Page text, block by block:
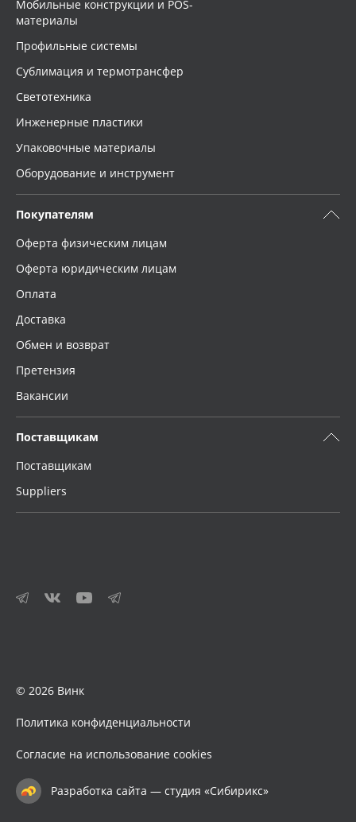
Мобильные конструкции и POS-
материалы
Профильные системы
Сублимация и термотрансфер
Светотехника
Инженерные пластики
Упаковочные материалы
Оборудование и инструмент
Покупателям
Оферта физическим лицам
Оферта юридическим лицам
Оплата
Доставка
Обмен и возврат
Претензия
Вакансии
Поставщикам
Поставщикам
Suppliers
© 2026 Винк
Политика конфиденциальности
Согласие на использование cookies
Разработка сайта — студия «Сибирикс»